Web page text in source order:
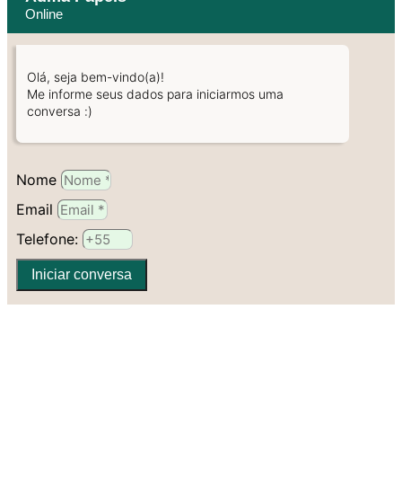
Online
Olá, seja bem-vindo(a)!
Me informe seus dados para iniciarmos uma
conversa :)
Nome
Email
Telefone:
Iniciar conversa